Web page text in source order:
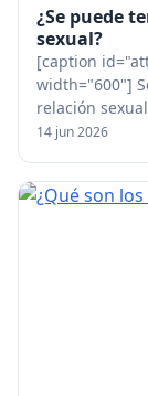
¿Se puede
sexual?
[caption
width="600"]
relación
regla que un
14 jun 2026